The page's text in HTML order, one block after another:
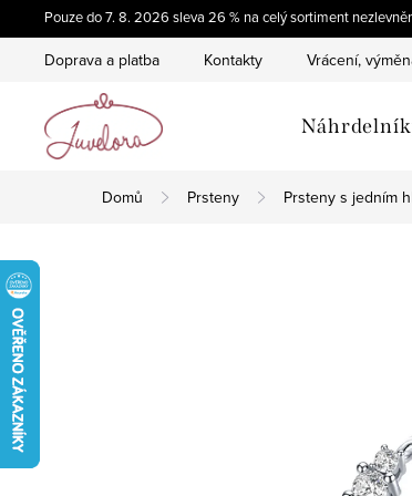
na
Pouze do 7. 8. 2026 sleva 26 % na celý sortiment
Doprava a platba Kontakty Vrácení,
Domů Prsteny Prsteny s jedním